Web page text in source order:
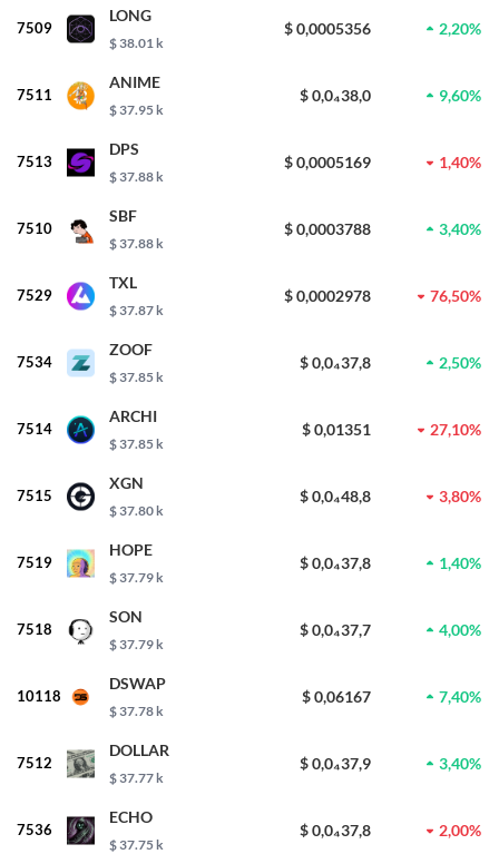
7509
LONG
$ 38.01 k
$ 0,0005356 2,20%
7511
ANIME
$ 37.95 k
$ 0,0₄38,0 9,60%
7513
DPS
$ 37.88 k
$ 0,0005169 1,40%
7510
SBF
$ 37.88 k
$ 0,0003788 3,40%
7529
TXL
$ 37.87 k
$ 0,0002978 76,50%
7534
ZOOF
$ 37.85 k
$ 0,0₄37,8 2,50%
7514
ARCHI
$ 37.85 k
$ 0,01351 27,10%
7515
XGN
$ 37.80 k
$ 0,0₄48,8 3,80%
7519
HOPE
$ 37.79 k
$ 0,0₄37,8 1,40%
7518
SON
$ 37.79 k
$ 0,0₄37,7 4,00%
10118
DSWAP
$ 37.78 k
$ 0,06167 7,40%
7512
DOLLAR
$ 37.77 k
$ 0,0₄37,9 3,40%
7536
ECHO
$ 37.75 k
$ 0,0₄37,8 2,00%